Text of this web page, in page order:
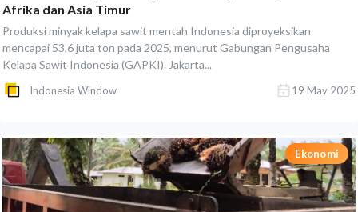
Afrika dan Asia Timur
Produksi minyak kelapa sawit mentah Indonesia diproyeksikan
mencapai 53,6 juta ton pada 2025, menurut Gabungan Pengusaha
Kelapa Sawit Indonesia (GAPKI). Jakarta...
Indonesia Window 19 May 2025
Ekonomi